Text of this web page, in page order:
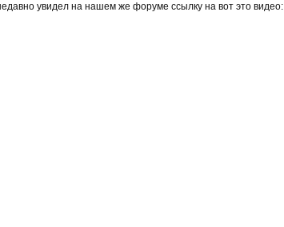
увидел на нашем же форуме ссылку на вот это видео: